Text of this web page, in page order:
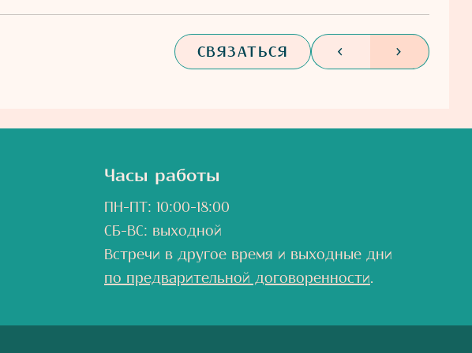
СВЯЗАТЬСЯ < >
Часы работы
ПН-ПТ: 10:00-18:00
СБ-ВС: выходной
Встречи в другое время и выходные дни
по предварительной договоренности.